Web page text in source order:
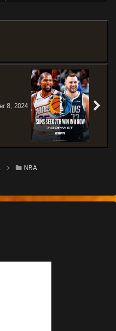
8, 2024
NBA